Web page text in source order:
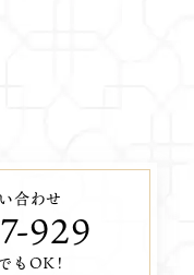
合わせ
929
もOK!